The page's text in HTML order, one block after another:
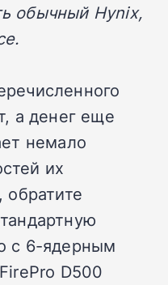
обычный Hynix,
а денег еще
немало
их
с 6-ядерным
D500